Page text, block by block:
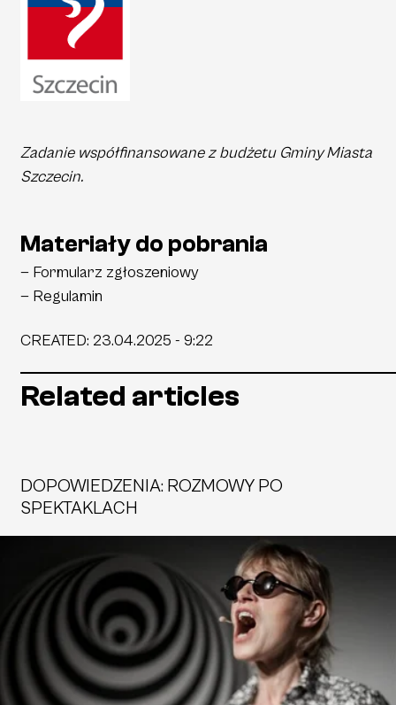
Zadanie współfinansowane z budżetu Gminy Miasta
Szczecin.
Materiały do pobrania
— Formularz zgłoszeniowy
— Regulamin
CREATED: 23.04.2025 - 9:22
Related articles
DOPOWIEDZENIA: ROZMOWY PO
SPEKTAKLACH